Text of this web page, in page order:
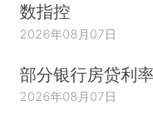
数指控
2026年08月07日
部分银行房贷利
2026年08月07日